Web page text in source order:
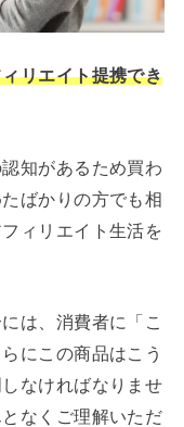
リエイト提携でき
知があるため買わ
ばかりの方でも相
ィリエイト生活を
は、消費者に「こ
にこの商品はこう
なければなりませ
なくご理解いただ